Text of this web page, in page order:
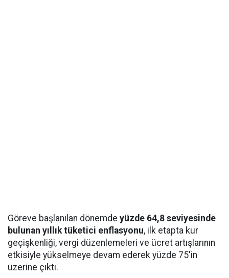
Göreve başlanılan dönemde yüzde 64,8 seviyesinde
bulunan yıllık tüketici enflasyonu, ilk etapta kur
geçişkenliği, vergi düzenlemeleri ve ücret artışlarının
etkisiyle yükselmeye devam ederek yüzde 75'in
üzerine çıktı.